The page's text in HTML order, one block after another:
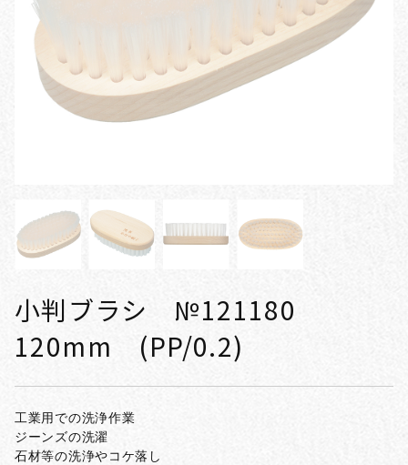
小判ブラシ №121180
120mm (PP/0.2)
工業用での洗浄作業
ジーンズの洗濯
石材等の洗浄やコケ落し